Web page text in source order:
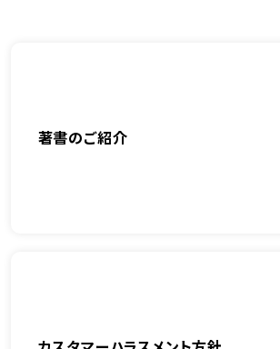
著書のご紹介